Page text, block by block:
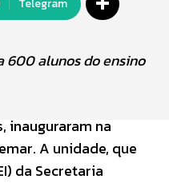
600 alunos do ensino
inauguraram na
A unidade, que
da Secretaria